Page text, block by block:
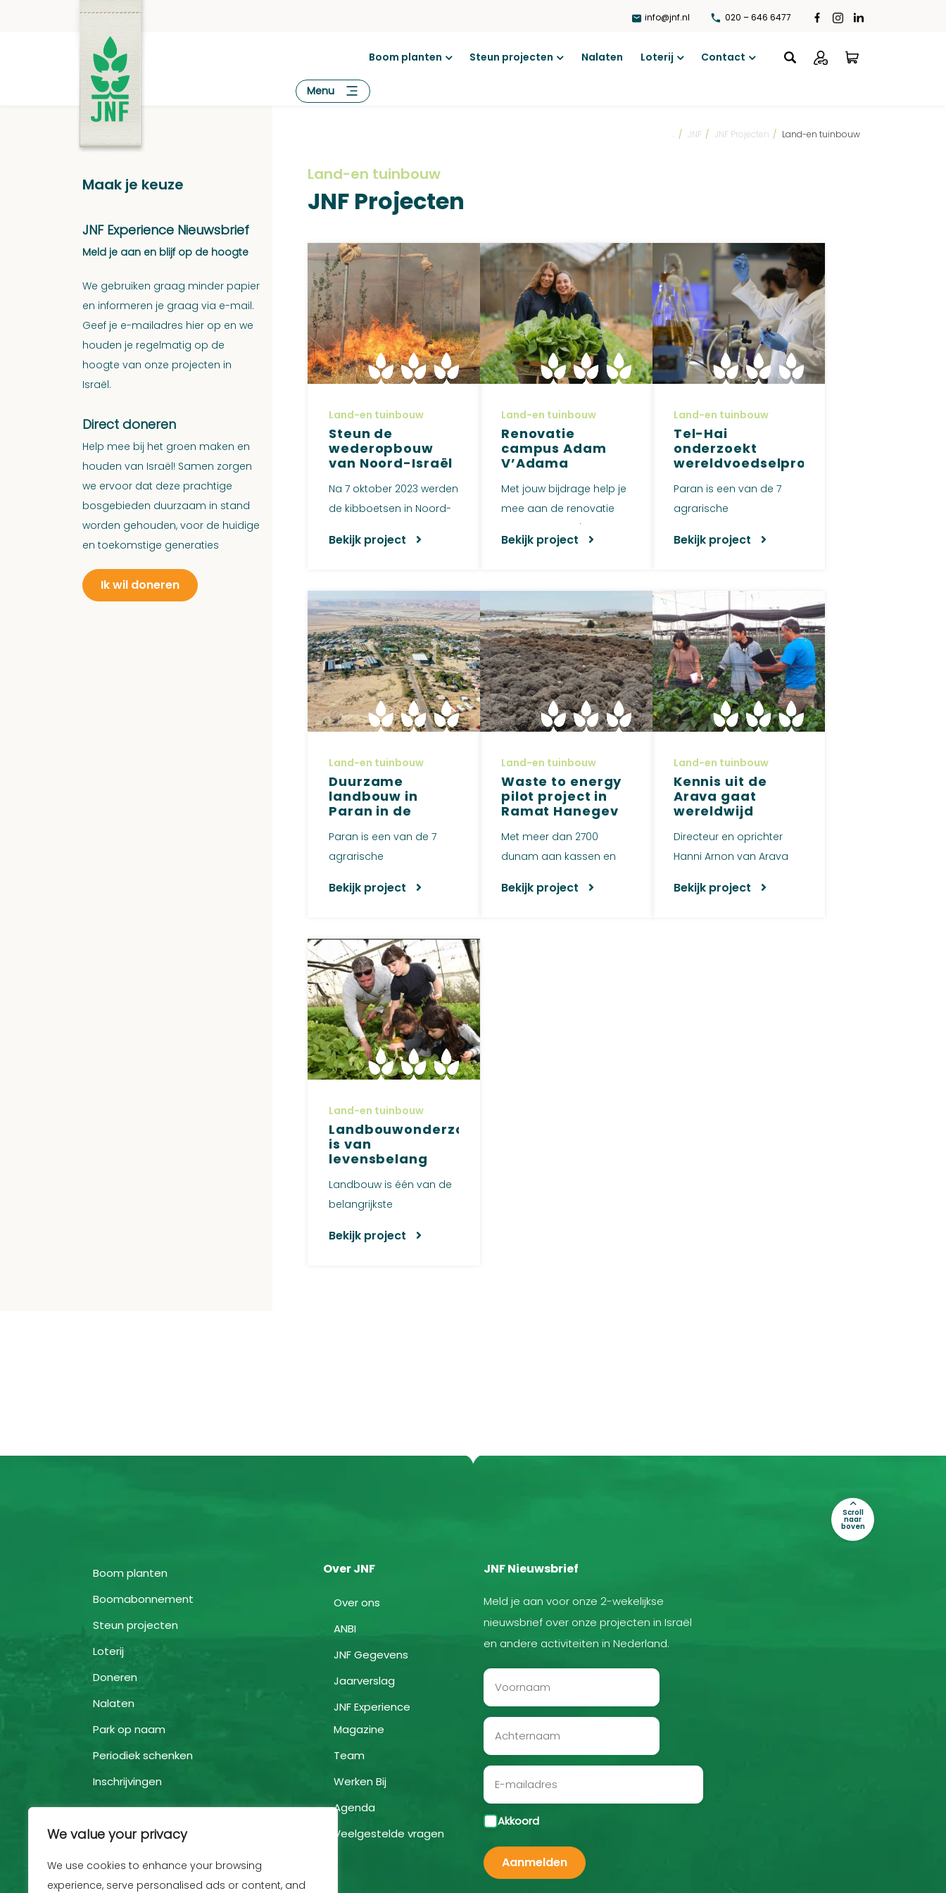
We value your privacy
We use cookies to enhance your browsing
experience, serve personalised ads or content, and
info@jnf.nl 020 – 646 6477
JNF Boom planten Steun projecten Nalaten Loterij Contact
Menu
Maak je keuze
JNF Experience Nieuwsbrief
Meld je aan en blijf op de hoogte
We gebruiken graag minder papier
en informeren je graag via e-mail.
Geef je e-mailadres hier op en we
houden je regelmatig op de
hoogte van onze projecten in
Israël.
Direct doneren
Help mee bij het groen maken en
houden van Israël! Samen zorgen
we ervoor dat deze prachtige
bosgebieden duurzaam in stand
worden gehouden, voor de huidige
en toekomstige generaties
Ik wil doneren
/ JNF / JNF Projecten / Land-en tuinbouw
Land-en tuinbouw
JNF Projecten
Land-en tuinbouw
Steun de
wederopbouw
van Noord-Israël
Na 7 oktober 2023 werden
de kibboetsen in Noord-
Bekijk project
Land-en tuinbouw
Renovatie
campus Adam
V’Adama
Met jouw bijdrage help je
mee aan de renovatie
van de Adam V'Adama
campus i...
Bekijk project
Land-en tuinbouw
Tel-Hai
onderzoekt
wereldvoedselprobleem
Paran is een van de 7
agrarische
gelegen midden in de
Bekijk project
Land-en tuinbouw
Duurzame
landbouw in
Paran in de
Paran is een van de 7
agrarische
gelegen midden in de
Bekijk project
Land-en tuinbouw
Waste to energy
pilot project in
Ramat Hanegev
Met meer dan 2700
dunam aan kassen en
boomgaarden,
Bekijk project
Land-en tuinbouw
Kennis uit de
Arava gaat
wereldwijd
Directeur en oprichter
Hanni Arnon van Arava
Agric...
Bekijk project
Land-en tuinbouw
Landbouwonderzoek
is van
levensbelang
Landbouw is één van de
belangrijkste
de inwoners in...
Bekijk project
Boom planten
Boomabonnement
Steun projecten
Loterij
Doneren
Nalaten
Park op naam
Periodiek schenken
Inschrijvingen
Over JNF
Over ons
ANBI
JNF Gegevens
Jaarverslag
JNF Experience
Magazine
Team
Werken Bij
Agenda
Veelgestelde vragen
Scroll
naar
boven
JNF Nieuwsbrief
Meld je aan voor onze 2-wekelijkse
nieuwsbrief over onze projecten in Israël
en andere activiteiten in Nederland.
Akkoord
Aanmelden